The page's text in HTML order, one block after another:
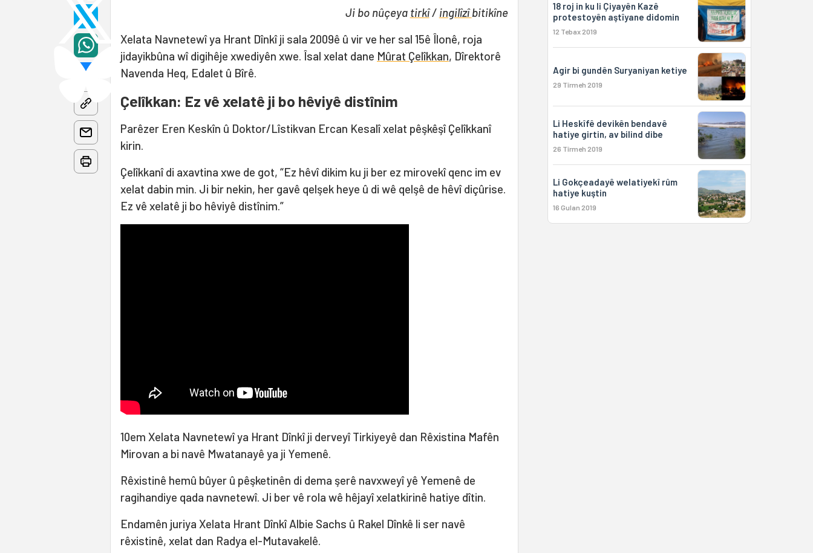
Ji bo nûçeya tirkî/ ingilîzîbitikîne
Xelata Navnetewî ya Hrant Dînkî ji sala 2009ê û vir ve her sal 15ê Îlonê, roja
jidayikbûna wî digihêje xwediyên xwe. Îsal xelat dane Mûrat Çelîkkan, Dîrektorê
Navenda Heq, Edalet û Bîrê.
Çelîkkan: Ez vê xelatê ji bo hêviyê distînim
Parêzer Eren Keskîn û Doktor/Lîstikvan Ercan Kesalî xelat pêşkêşî Çelîkkanî
kirin.
Çelîkkanî di axavtina xwe de got, “Ez hêvî dikim ku ji ber ez mirovekî qenc im ev
xelat dabin min. Ji bir nekin, her gavê qelşek heye û di wê qelşê de hêvî diçûrise.
Ez vê xelatê ji bo hêviyê distînim.”
10em Xelata Navnetewî ya Hrant Dînkî ji derveyî Tirkiyeyê dan Rêxistina Mafên
Mirovan a bi navê Mwatanayê ya ji Yemenê.
Rêxistinê hemû bûyer û pêşketinên di dema şerê navxweyî yê Yemenê de
ragihandiye qada navnetewî. Ji ber vê rola wê hêjayî xelatkirinê hatiye dîtin.
Endamên juriya Xelata Hrant Dînkî Albie Sachs û Rakel Dînkê li ser navê
rêxistinê, xelat dan Radya el-Mutavakelê.
18 roj in ku li Çiyayên Kazê
protestoyên aştîyane didomin
12 Tebax 2019
Agir bi gundên Suryaniyan ketiye
29 Tîrmeh 2019
Li Heskîfê devikên bendavê
hatiye girtin, av bilind dibe
26 Tîrmeh 2019
Li Gokçeadayê welatiyekî rûm
hatiye kuştin
16 Gulan 2019